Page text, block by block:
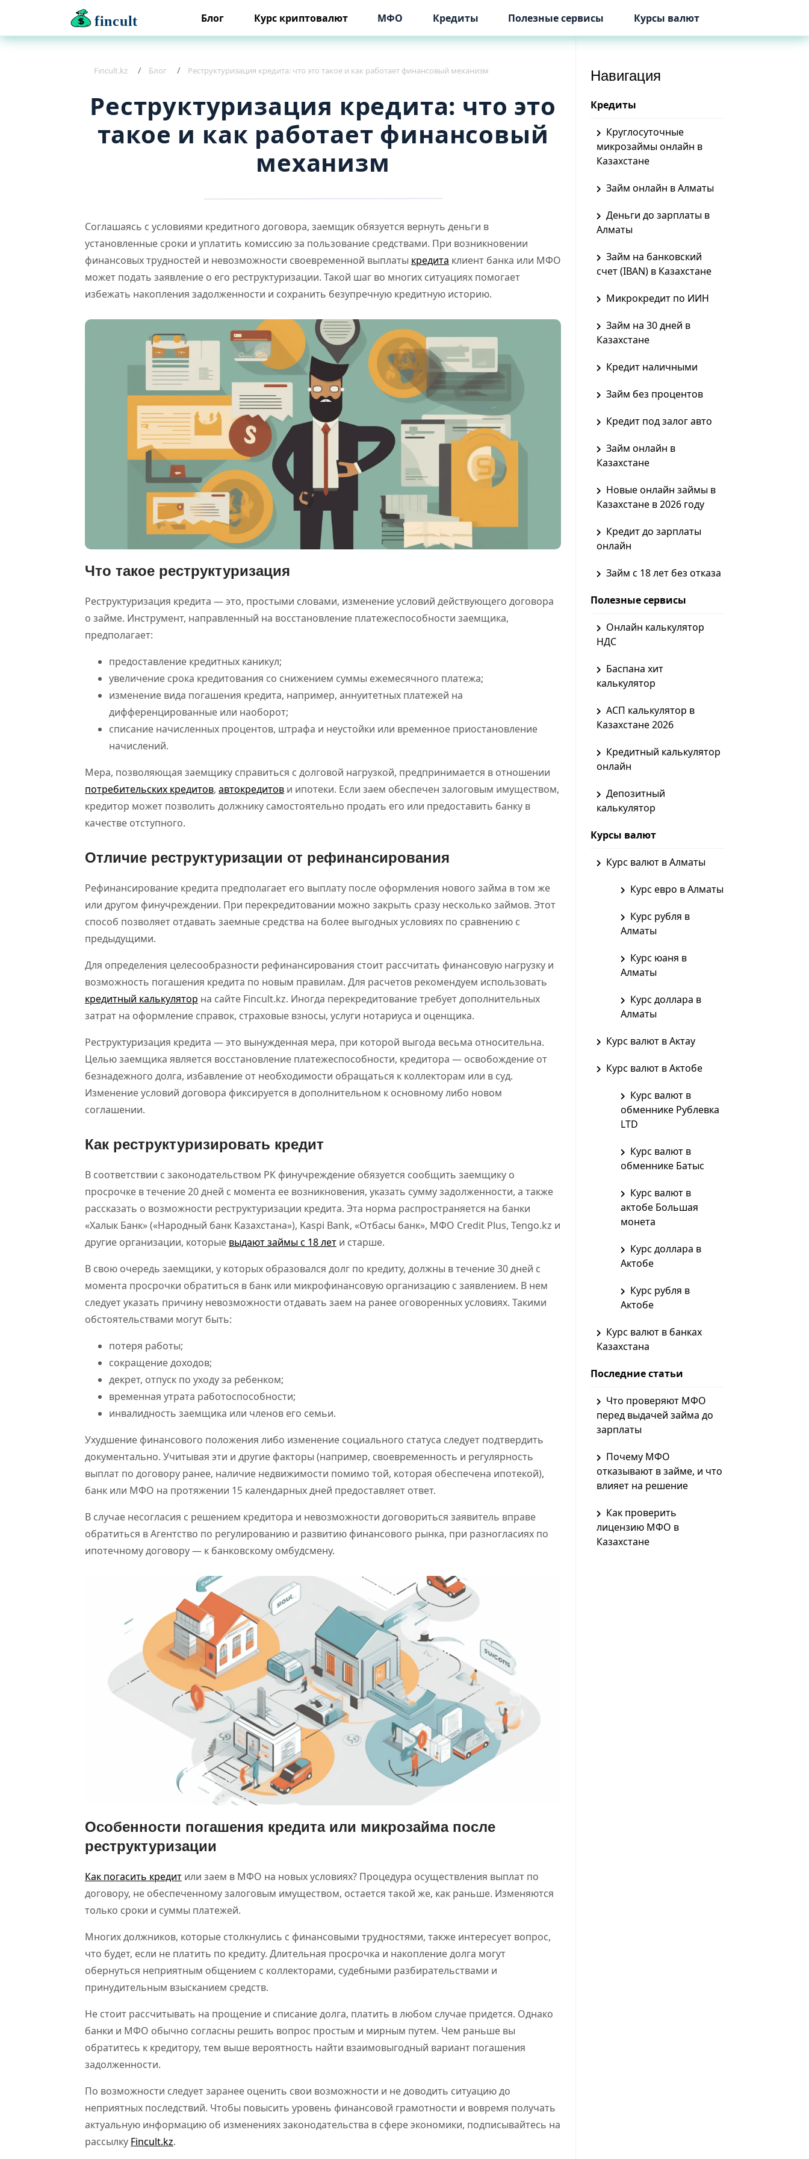
fincult Блог Курс криптовалют МФО Кредиты Полезные сервисы Курсы валют
Fincult.kz Блог Реструктуризация кредита: что это такое и как работает финансовый механизм
Реструктуризация кредита: что это
такое и как работает финансовый
механизм
Соглашаясь с условиями кредитного договора, заемщик обязуется вернуть деньги в
установленные сроки и уплатить комиссию за пользование средствами. При возникновении
финансовых трудностей и невозможности своевременной выплаты кредита клиент банка или МФО
может подать заявление о его реструктуризации. Такой шаг во многих ситуациях помогает
избежать накопления задолженности и сохранить безупречную кредитную историю.
Что такое реструктуризация
Реструктуризация кредита — это, простыми словами, изменение условий действующего договора
о займе. Инструмент, направленный на восстановление платежеспособности заемщика,
предполагает:
предоставление кредитных каникул;
увеличение срока кредитования со снижением суммы ежемесячного платежа;
изменение вида погашения кредита, например, аннуитетных платежей на
дифференцированные или наоборот;
списание начисленных процентов, штрафа и неустойки или временное приостановление
начислений.
Мера, позволяющая заемщику справиться с долговой нагрузкой, предпринимается в отношении
потребительских кредитов, автокредитов и ипотеки. Если заем обеспечен залоговым имуществом,
кредитор может позволить должнику самостоятельно продать его или предоставить банку в
качестве отступного.
Отличие реструктуризации от рефинансирования
Рефинансирование кредита предполагает его выплату после оформления нового займа в том же
или другом финучреждении. При перекредитовании можно закрыть сразу несколько займов. Этот
способ позволяет отдавать заемные средства на более выгодных условиях по сравнению с
предыдущими.
Для определения целесообразности рефинансирования стоит рассчитать финансовую нагрузку и
возможность погашения кредита по новым правилам. Для расчетов рекомендуем использовать
кредитный калькулятор на сайте Fincult.kz. Иногда перекредитование требует дополнительных
затрат на оформление справок, страховые взносы, услуги нотариуса и оценщика.
Реструктуризация кредита — это вынужденная мера, при которой выгода весьма относительна.
Целью заемщика является восстановление платежеспособности, кредитора — освобождение от
безнадежного долга, избавление от необходимости обращаться к коллекторам или в суд.
Изменение условий договора фиксируется в дополнительном к основному либо новом
соглашении.
Как реструктуризировать кредит
В соответствии с законодательством РК финучреждение обязуется сообщить заемщику о
просрочке в течение 20 дней с момента ее возникновения, указать сумму задолженности, а также
рассказать о возможности реструктуризации кредита. Эта норма распространяется на банки
«Халык Банк» («Народный банк Казахстана»), Kaspi Bank, «Отбасы банк», МФО Credit Plus, Tengo.kz и
другие организации, которые выдают займы с 18 лет и старше.
В свою очередь заемщики, у которых образовался долг по кредиту, должны в течение 30 дней с
момента просрочки обратиться в банк или микрофинансовую организацию с заявлением. В нем
следует указать причину невозможности отдавать заем на ранее оговоренных условиях. Такими
обстоятельствами могут быть:
потеря работы;
сокращение доходов;
декрет, отпуск по уходу за ребенком;
временная утрата работоспособности;
инвалидность заемщика или членов его семьи.
Ухудшение финансового положения либо изменение социального статуса следует подтвердить
документально. Учитывая эти и другие факторы (например, своевременность и регулярность
выплат по договору ранее, наличие недвижимости помимо той, которая обеспечена ипотекой),
банк или МФО на протяжении 15 календарных дней предоставляет ответ.
В случае несогласия с решением кредитора и невозможности договориться заявитель вправе
обратиться в Агентство по регулированию и развитию финансового рынка, при разногласиях по
ипотечному договору — к банковскому омбудсмену.
Особенности погашения кредита или микрозайма после
реструктуризации
Как погасить кредит или заем в МФО на новых условиях? Процедура осуществления выплат по
договору, не обеспеченному залоговым имуществом, остается такой же, как раньше. Изменяются
только сроки и суммы платежей.
Многих должников, которые столкнулись с финансовыми трудностями, также интересует вопрос,
что будет, если не платить по кредиту. Длительная просрочка и накопление долга могут
обернуться неприятным общением с коллекторами, судебными разбирательствами и
принудительным взысканием средств.
Не стоит рассчитывать на прощение и списание долга, платить в любом случае придется. Однако
банки и МФО обычно согласны решить вопрос простым и мирным путем. Чем раньше вы
обратитесь к кредитору, тем выше вероятность найти взаимовыгодный вариант погашения
задолженности.
По возможности следует заранее оценить свои возможности и не доводить ситуацию до
неприятных последствий. Чтобы повысить уровень финансовой грамотности и вовремя получать
актуальную информацию об изменениях законодательства в сфере экономики, подписывайтесь на
рассылку Fincult.kz.
Навигация
Кредиты
Круглосуточные
микрозаймы онлайн в
Казахстане
Займ онлайн в Алматы
Деньги до зарплаты в
Алматы
Займ на банковский
счет (IBAN) в Казахстане
Микрокредит по ИИН
Займ на 30 дней в
Казахстане
Кредит наличными
Займ без процентов
Кредит под залог авто
Займ онлайн в
Казахстане
Новые онлайн займы в
Казахстане в 2026 году
Кредит до зарплаты
онлайн
Займ с 18 лет без отказа
Полезные сервисы
Онлайн калькулятор
НДС
Баспана хит
калькулятор
АСП калькулятор в
Казахстане 2026
Кредитный калькулятор
онлайн
Депозитный
калькулятор
Курсы валют
Курс валют в Алматы
Курс евро в Алматы
Курс рубля в
Алматы
Курс юаня в
Алматы
Курс доллара в
Алматы
Курс валют в Актау
Курс валют в Актобе
Курс валют в
обменнике Рублевка
LTD
Курс валют в
обменнике Батыс
Курс валют в
актобе Большая
монета
Курс доллара в
Актобе
Курс рубля в
Актобе
Курс валют в банках
Казахстана
Последние статьи
Что проверяют МФО
перед выдачей займа до
зарплаты
Почему МФО
отказывают в займе, и что
влияет на решение
Как проверить
лицензию МФО в
Казахстане